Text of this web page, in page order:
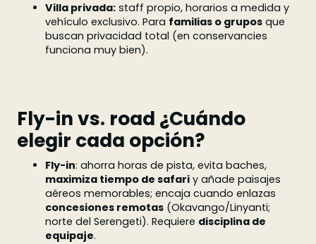
Villa privada: staff propio, horarios a medida y
vehículo exclusivo. Para familias o grupos que
buscan privacidad total (en conservancies
funciona muy bien).
Fly-in vs. road ¿Cuándo
elegir cada opción?
Fly-in: ahorra horas de pista, evita baches,
maximiza tiempo de safari y añade paisajes
aéreos memorables; encaja cuando enlazas
concesiones remotas (Okavango/Linyanti;
norte del Serengeti). Requiere disciplina de
equipaje.